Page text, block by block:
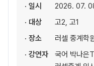
· 일시
2026. 07.
· 대상
고2, 고1
· 장소
러셀 중계학
· 강연자
국어 박나은